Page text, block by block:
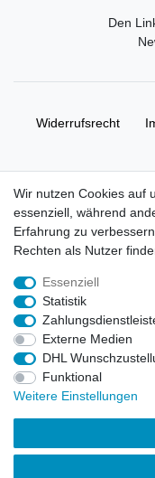
Den
Widerrufs­recht
© Copyright 2026 | Alle
Handelsgesellschaft
Alle Markennamen,
und Beschreibungen
Eigentümer und dienen
Preise nur für
€
LEGO, das LEGO
CHIMA, NINJAGO,
urheberrechtlich
Wir nutzen Cookies auf
essenziell, während
Erfahrung zu
Rechten als Nutzer
Essenziell
Statistik
Externe Medien
DHL
Funktional
Weitere Einstellungen